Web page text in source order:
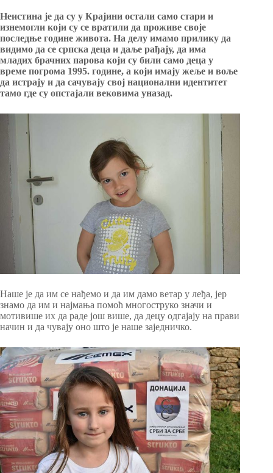
Неистина је да су у Крајини остали само стари и
изнемогли који су се вратили да проживе своје
последње године живота. На делу имамо прилику да
видимо да се српска деца и даље рађају, да има
младих брачних парова који су били само деца у
време погрома 1995. године, а који имају жеље и воље
да истрају и да сачувају свој национални идентитет
тамо где су опстајали вековима уназад.
Наше је да им се нађемо и да им дамо ветар у леђа, јер
знамо да им и најмања помоћ многоструко значи и
мотивише их да раде још више, да децу одгајају на прави
начин и да чувају оно што је наше заједничко.